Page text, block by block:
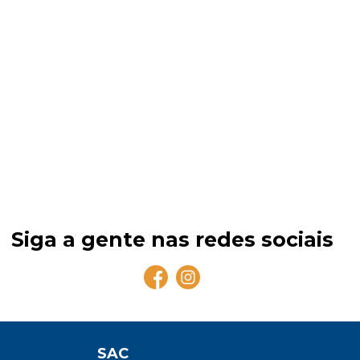
Siga a gente nas redes sociais
SAC